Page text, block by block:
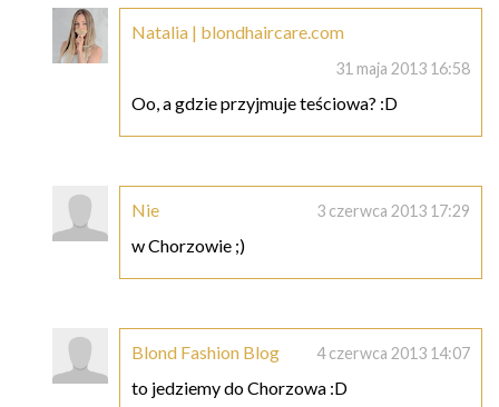
Natalia | blondhaircare.com
31 maja 2013 16:58
Oo, a gdzie przyjmuje teściowa? :D
Nie 3 czerwca 2013 17:29
w Chorzowie ;)
Blond Fashion Blog 4 czerwca 2013 14:07
to jedziemy do Chorzowa :D